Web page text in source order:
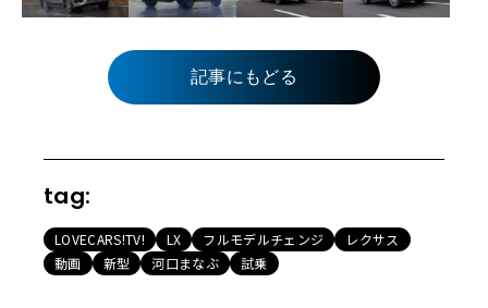
記事にもどる
tag:
LOVECARS!TV! LX フルモデルチェンジ
レクサス
動画
新型 河口まなぶ 試乗